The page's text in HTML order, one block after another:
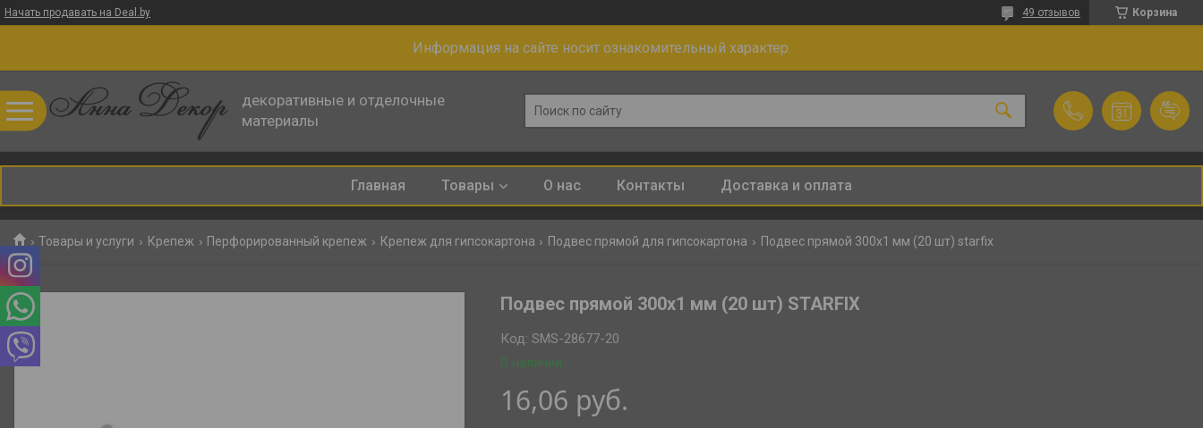
Начать продавать на Deal.by Корзина
49 отзывов
Информация на сайте носит ознакомительный характер.
декоративные и отделочные
материалы
Главная Товары О нас Контакты Доставка и оплата
Товары и услуги Крепеж Перфорированный крепеж Крепеж для гипсокартона Подвес прямой для гипсокартона Подвес прямой 300х1 мм (20 шт) starfix
Подвес прямой 300х1 мм (20 шт) STARFIX
В наличии
Код:SMS-28677-20
16,06 руб.